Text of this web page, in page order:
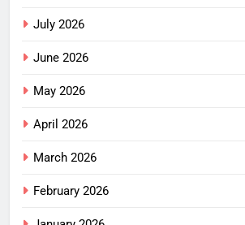
July 2026
June 2026
May 2026
April 2026
March 2026
February 2026